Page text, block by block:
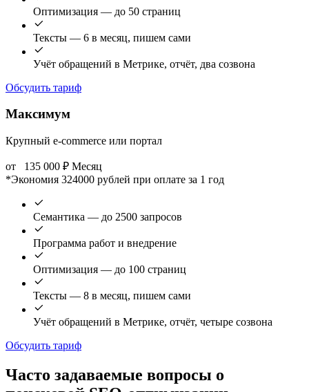
Оптимизация — до 50 страниц
Тексты — 6 в месяц, пишем сами
Учёт обращений в Метрике, отчёт, два созвона
Обсудить тариф
Максимум
Крупный e-commerce или портал
от 135 000 ₽ Месяц
*Экономия 324000 рублей при оплате за 1 год
Семантика — до 2500 запросов
Программа работ и внедрение
Оптимизация — до 100 страниц
Тексты — 8 в месяц, пишем сами
Учёт обращений в Метрике, отчёт, четыре созвона
Обсудить тариф
Часто задаваемые вопросы о